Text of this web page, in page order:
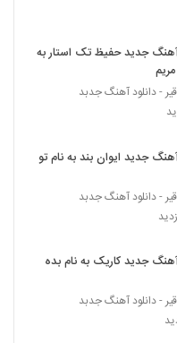
محمد رستمی(پاپ)
نامه از سپهر خلسه
Meysam
Mehdi
اصفهانی هوامو نداشتی
(Mohammad
آهنگ جدید حفیظ تک استار به
- دانلود آهنگ جدبد
جدید ایوان بند به نام تو
- دانلود آهنگ جدبد
آهنگ جدید کاریک به نام بده
- دانلود آهنگ جدبد